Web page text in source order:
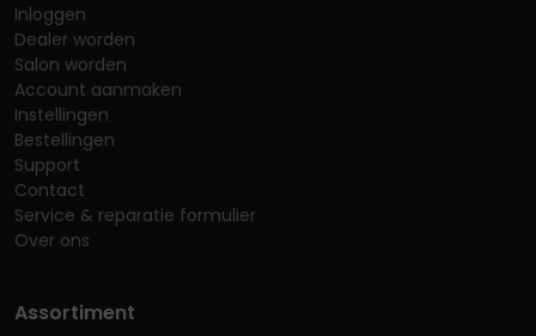
Inloggen
Dealer worden
Salon worden
Account aanmaken
Instellingen
Bestellingen
Support
Contact
Service & reparatie formulier
Over ons
Assortiment